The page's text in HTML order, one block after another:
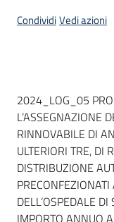
telematiche
English
CondividiVedi azioni
Dati del
2024_LOG_05
L’ASSEGNAZIONE
RINNOVABILE DI
ULTERIORI TRE, DI
DISTRIBUZIONE
DELL’OSPEDALE
IMPORTO ANNUO